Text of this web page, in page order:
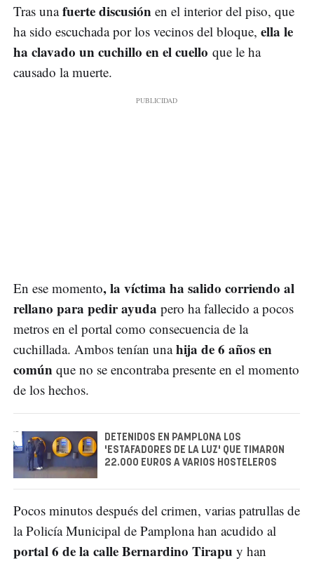
Tras unafuerte discusión en el interior del piso, que
ha sido escuchada por los vecinos del bloque, ella le
ha clavado un cuchillo en el cuello que le ha
causado la muerte.
En ese momento, la víctima ha salido corriendo al
rellano para pedir ayuda pero ha fallecido a pocos
metros en el portal como consecuencia de la
cuchillada. Ambos tenían unahija de 6 años en
común que no se encontraba presente en el momento
de los hechos.
DETENIDOS EN PAMPLONA LOS
'ESTAFADORES DE LA LUZ' QUE TIMARON
22.000 EUROS A VARIOS HOSTELEROS
Pocos minutos después del crimen, varias patrullas de
la Policía Municipal de Pamplona han acudido al
portal 6 de la calle Bernardino Tirapu y han